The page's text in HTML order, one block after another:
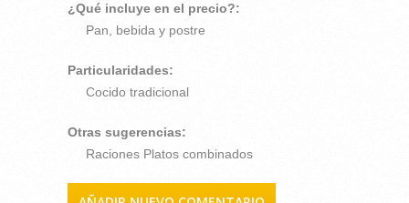
¿Qué incluye en el precio?:
Pan, bebida y postre
Particularidades:
Cocido tradicional
Otras sugerencias:
Raciones Platos combinados